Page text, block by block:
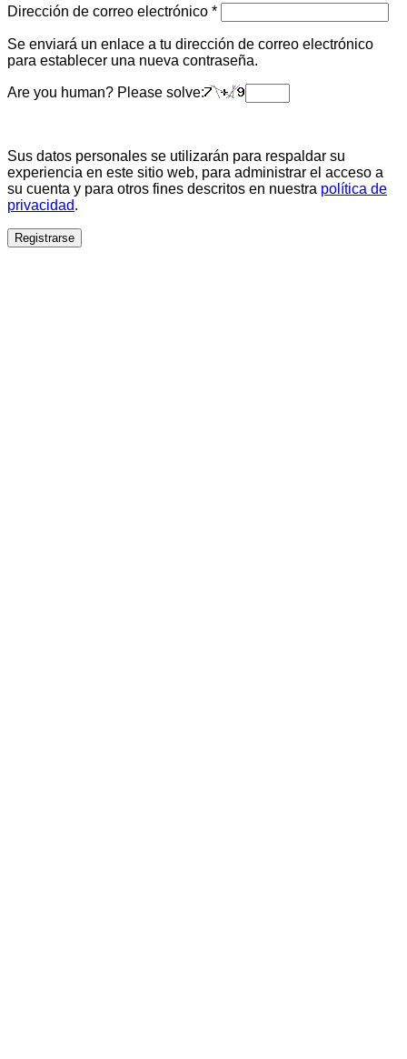
Dirección de correo electrónico *Obligatorio
Se enviará un enlace a tu dirección de correo electrónico
para establecer una nueva contraseña.
Are you human? Please solve:
Sus datos personales se utilizarán para respaldar su
experiencia en este sitio web, para administrar el acceso a
su cuenta y para otros fines descritos en nuestra política de
privacidad.
Registrarse